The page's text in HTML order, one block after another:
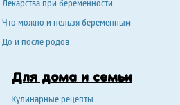
Лекарства при беременности
Что можно и нельзя беременным
До и после родов
Для дома и семьи
Кулинарные рецепты